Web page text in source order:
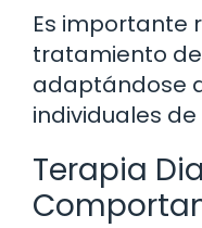
Es importante
tratamiento
adaptándose
individuales
Terapia